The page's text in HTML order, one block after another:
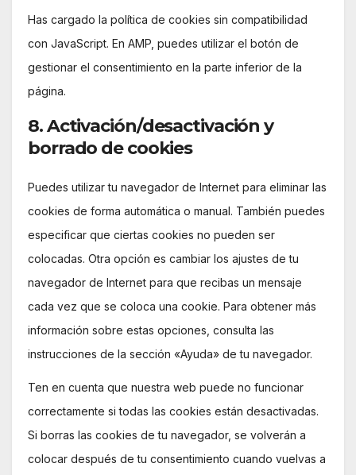
Has cargado la política de cookies sin compatibilidad
con JavaScript. En AMP, puedes utilizar el botón de
gestionar el consentimiento en la parte inferior de la
página.
8. Activación/desactivación y
borrado de cookies
Puedes utilizar tu navegador de Internet para eliminar las
cookies de forma automática o manual. También puedes
especificar que ciertas cookies no pueden ser
colocadas. Otra opción es cambiar los ajustes de tu
navegador de Internet para que recibas un mensaje
cada vez que se coloca una cookie. Para obtener más
información sobre estas opciones, consulta las
instrucciones de la sección «Ayuda» de tu navegador.
Ten en cuenta que nuestra web puede no funcionar
correctamente si todas las cookies están desactivadas.
Si borras las cookies de tu navegador, se volverán a
colocar después de tu consentimiento cuando vuelvas a